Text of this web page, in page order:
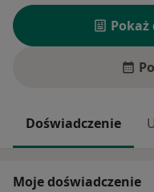
Doświadczenie
Moje doświadczenie